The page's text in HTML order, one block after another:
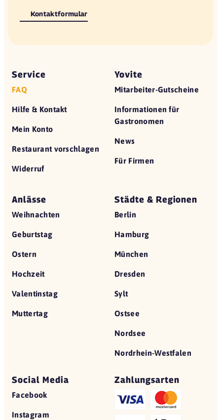
Kontaktformular
Service
FAQ
Hilfe & Kontakt
Mein Konto
Restaurant vorschlagen
Widerruf
Yovite
Mitarbeiter-Gutscheine
Informationen für
Gastronomen
News
Für Firmen
Anlässe
Weihnachten
Geburtstag
Ostern
Hochzeit
Valentinstag
Muttertag
Städte & Regionen
Berlin
Hamburg
München
Dresden
Sylt
Ostsee
Nordsee
Nordrhein-Westfalen
Social Media
Facebook
Instagram
Zahlungsarten